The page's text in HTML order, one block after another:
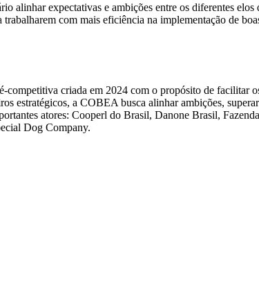
alinhar expectativas e ambições entre os diferentes
com mais eficiência na implementação de
criada em 2024 com o propósito de facilitar
estratégicos, a COBEA busca alinhar ambições,
atores: Cooperl do Brasil, Danone Brasil,
Dog Company.